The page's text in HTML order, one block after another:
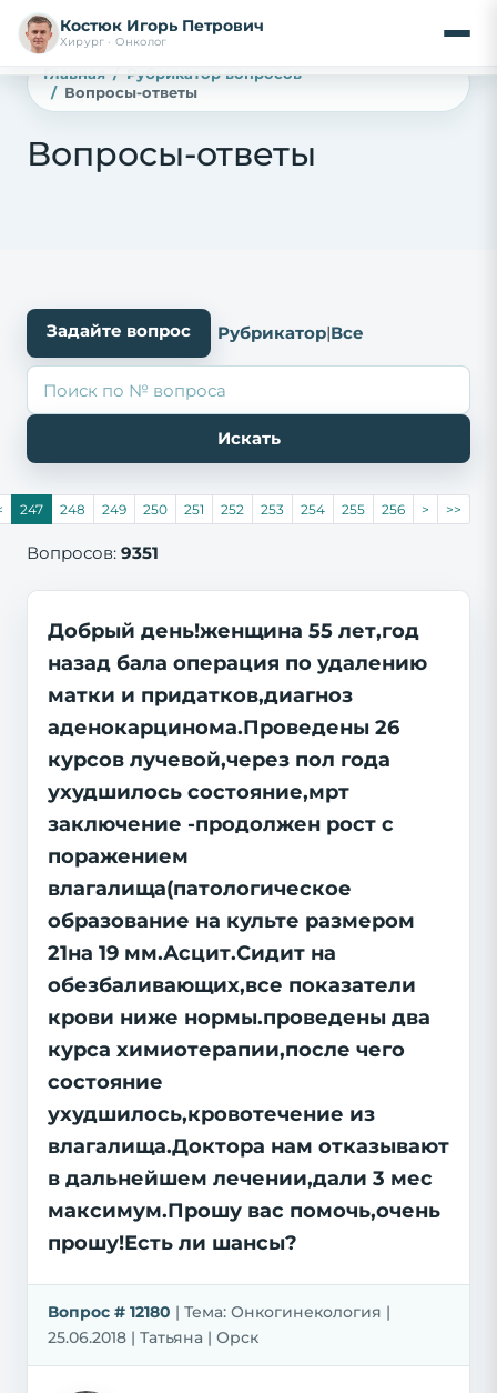
Костюк Игорь Петрович
Хирург · Онколог
Главная
Рубрикатор вопросов
Вопросы-ответы
Вопросы-ответы
Задайте вопрос Рубрикатор|Все
247 248 249 250 251 252 253 254 255 256 > >>
Вопросов: 9351
Добрый день!женщина 55 лет,год
назад бала операция по удалению
матки и придатков,диагноз
аденокарцинома.Проведены 26
курсов лучевой,через пол года
ухудшилось состояние,мрт
заключение -продолжен рост с
поражением
влагалища(патологическое
образование на культе размером
21на 19 мм.Асцит.Сидит на
обезбаливающих,все показатели
крови ниже нормы.проведены два
курса химиотерапии,после чего
состояние
ухудшилось,кровотечение из
влагалища.Доктора нам отказывают
в дальнейшем лечении,дали 3 мес
максимум.Прошу вас помочь,очень
прошу!Есть ли шансы?
Вопрос # 12180 | Тема: Онкогинекология |
25.06.2018 | Татьяна | Орск